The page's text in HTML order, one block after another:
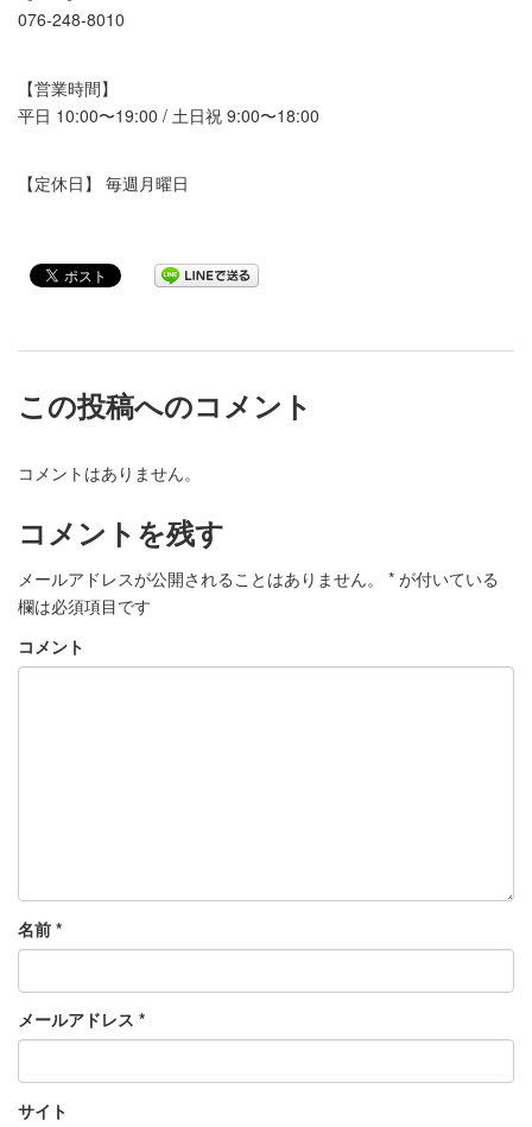
076-248-8010
【営業時間】
平日 10:00〜19:00 / 土日祝 9:00〜18:00
【定休日】 毎週月曜日
この投稿へのコメント
コメントはありません。
コメントを残す
メールアドレスが公開されることはありません。 * が付いている
欄は必須項目です
コメント
名前 *
メールアドレス *
サイト